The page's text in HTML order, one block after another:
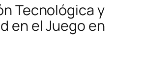
Tecnológica y
en el Juego en